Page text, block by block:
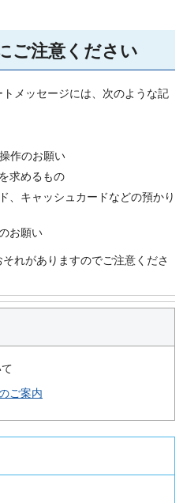
ご注意ください
メッセージには、次のような記
作のお願い
求めるもの
、キャッシュカードなどの預かり
お願い
れがありますのでご注意くださ
ご案内